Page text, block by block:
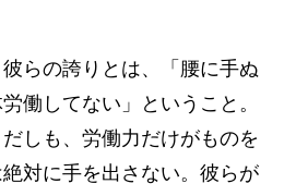
らの誇りとは、「腰に手ぬ
働してない」ということ。
しも、労働力だけがものを
対に手を出さない。彼らが